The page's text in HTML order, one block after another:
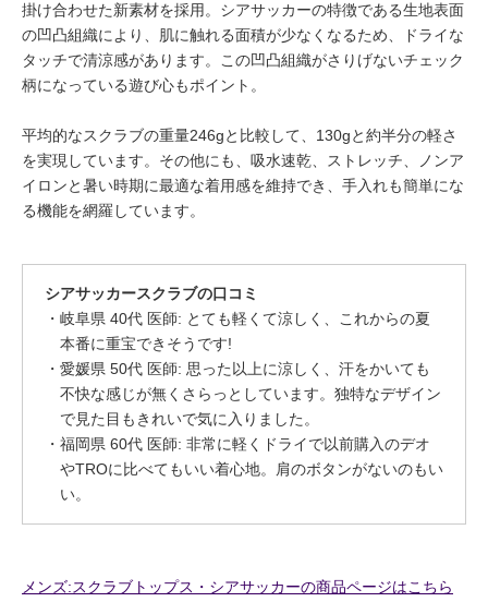
掛け合わせた新素材を採用。シアサッカーの特徴である生地表面
の凹凸組織により、肌に触れる面積が少なくなるため、ドライな
タッチで清涼感があります。この凹凸組織がさりげないチェック
柄になっている遊び心もポイント。
平均的なスクラブの重量246gと比較して、130gと約半分の軽さ
を実現しています。その他にも、吸水速乾、ストレッチ、ノンア
イロンと暑い時期に最適な着用感を維持でき、手入れも簡単にな
る機能を網羅しています。
シアサッカースクラブの口コミ
岐阜県 40代 医師: とても軽くて涼しく、これからの夏
本番に重宝できそうです!
愛媛県 50代 医師: 思った以上に涼しく、汗をかいても
不快な感じが無くさらっとしています。独特なデザイン
で見た目もきれいで気に入りました。
福岡県 60代 医師: 非常に軽くドライで以前購入のデオ
やTROに比べてもいい着心地。肩のボタンがないのもい
い。
メンズ:スクラブトップス・シアサッカーの商品ページはこちら